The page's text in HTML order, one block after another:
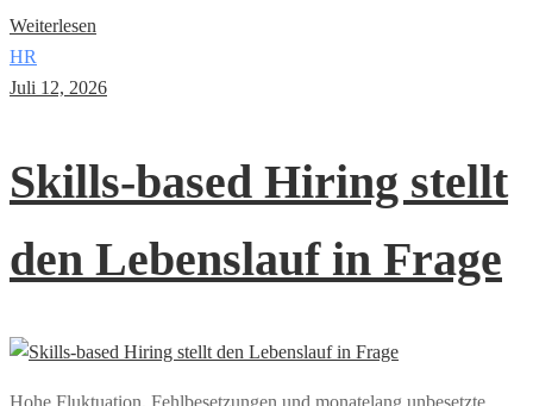
Weiterlesen
HR
Juli 12, 2026
Skills-based Hiring stellt
den Lebenslauf in Frage